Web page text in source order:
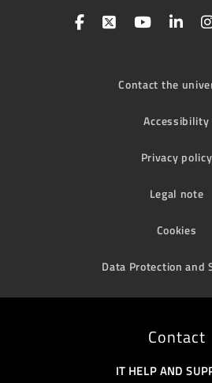
Contact the
Accessibility
Privacy policy
Legal note
Cookies
Data Protection and
Contact
IT HELP AND